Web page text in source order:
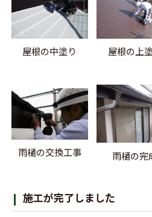
屋根の中塗り 屋根の上
雨樋の交換工事 雨樋の完
施工が完了しました